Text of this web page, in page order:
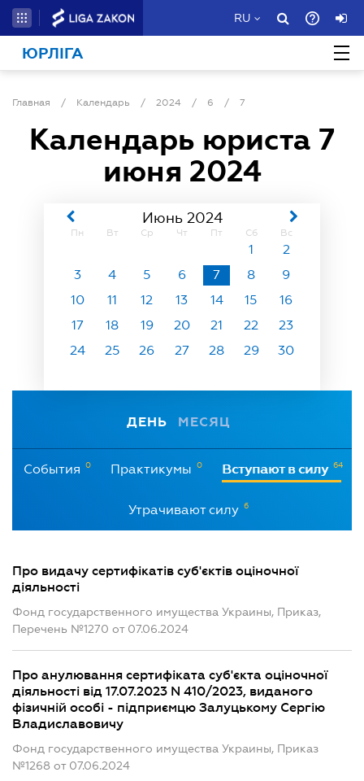
RU
ЮРЛІГА
Главная / Календарь / 2024 / 6 / 7
Календарь юриста 7
июня 2024
Июнь 2024
Пн Вт Ср Чт Пт Сб Вс
1
2
3
4 5 6 7 8
9
10
11 12 13 14 15
16
17
18 19 20 21 22
23
24
25 26 27 28 29 30
ДЕНЬ МЕСЯЦ
События 0 Практикумы 0 Вступают в силу 64
Утрачивают силу 6
Про видачу сертифікатів суб'єктів оціночної
діяльності
Фонд государственного имущества Украины, Приказ,
Перечень №1270 от 07.06.2024
Про анулювання сертифіката суб'єкта оціночної
діяльності від 17.07.2023 N 410/2023, виданого
фізичній особі - підприємцю Залуцькому Сергію
Владиславовичу
Фонд государственного имущества Украины, Приказ
№1268 от 07.06.2024